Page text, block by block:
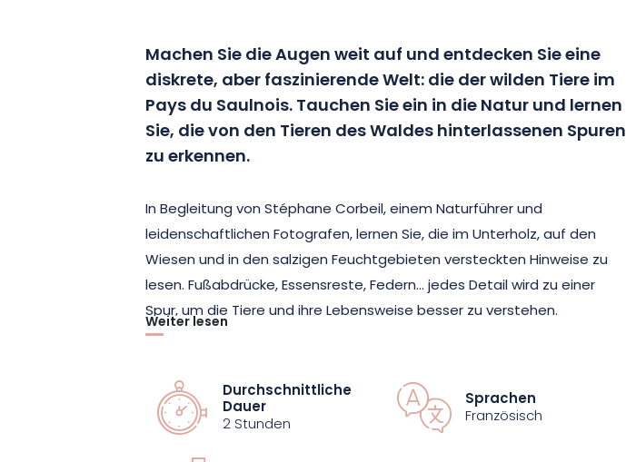
Machen Sie die Augen weit auf und entdecken Sie eine
diskrete, aber faszinierende Welt: die der wilden Tiere im
Pays du Saulnois. Tauchen Sie ein in die Natur und lernen
Sie, die von den Tieren des Waldes hinterlassenen Spuren
zu erkennen.
In Begleitung von Stéphane Corbeil, einem Naturführer und
leidenschaftlichen Fotografen, lernen Sie, die im Unterholz, auf den
Wiesen und in den salzigen Feuchtgebieten versteckten Hinweise zu
lesen. Fußabdrücke, Essensreste, Federn… jedes Detail wird zu einer
Spur, um die Tiere und ihre Lebensweise besser zu verstehen.
organisiert wird, legt Wert auf das Zuhören, Beobachten und den
Respekt vor der Umwelt. Es ist auch eine gute Gelegenheit, mehr über
die Ökosysteme des Waldes zu erfahren und dabei die Ruhe und die
Weiter lesen
Durchschnittliche
Dauer
2 Stunden
Sprachen
Französisch